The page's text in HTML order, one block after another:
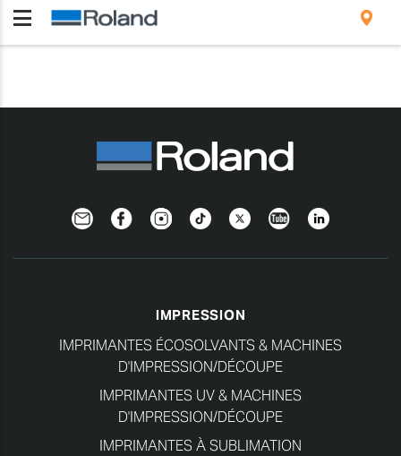
NewsletterFacebookInstagramTikTokTwitterYouTubeLinkedin
IMPRESSION
IMPRIMANTES ÉCOSOLVANTS & MACHINES
D'IMPRESSION/DÉCOUPE
IMPRIMANTES UV & MACHINES
D'IMPRESSION/DÉCOUPE
IMPRIMANTES À SUBLIMATION